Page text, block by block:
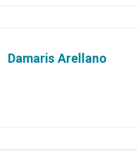
Damaris Arellano